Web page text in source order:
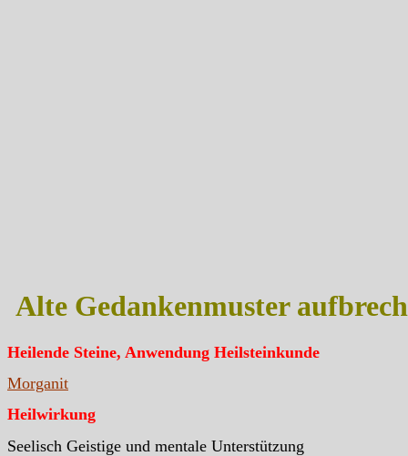
Alte Gedankenmuster
Heilende Steine, Anwendung Heilsteinkunde
Morganit
Heilwirkung
Seelisch Geistige und mentale Unterstützung